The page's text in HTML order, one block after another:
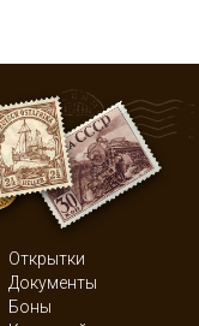
Открытки
Документы
Боны